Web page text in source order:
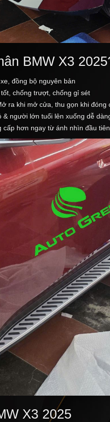
BMW X3
đồng bộ nguyên bản
chống trượt, chống gỉ sét
ra khi mở cửa, thu gọn khi đóng
người lớn tuổi lên xuống dễ
cấp hơn ngay từ ánh nhìn đầu tiên
X3 2025